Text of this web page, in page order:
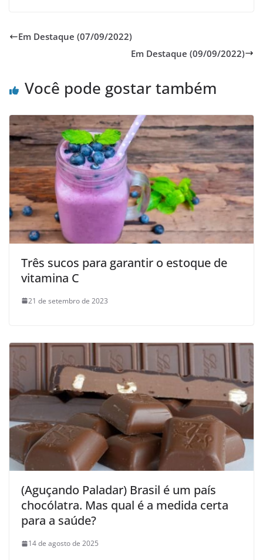
Em Destaque (07/09/2022)
Em Destaque (09/09/2022)
Você pode gostar também
Três sucos para garantir o estoque de
vitamina C
21 de setembro de 2023
(Aguçando Paladar) Brasil é um país
chocólatra. Mas qual é a medida certa
para a saúde?
14 de agosto de 2025